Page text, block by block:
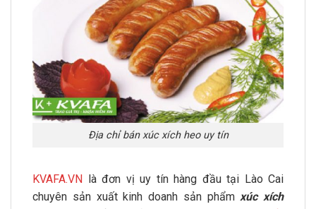
Địa chỉ bán xúc xích heo uy tín
KVAFA.VN là đơn vị uy tín hàng đầu tại Lào Cai
chuyên sản xuất kinh doanh sản phẩmxúc xích